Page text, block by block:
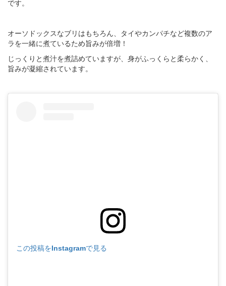
です。
オーソドックスなブリはもちろん、タイやカンパチなど複数のア
ラを一緒に煮ているため旨みが倍増！
じっくりと煮汁を煮詰めていますが、身がふっくらと柔らかく、
旨みが凝縮されています。
この投稿をInstagramで見る